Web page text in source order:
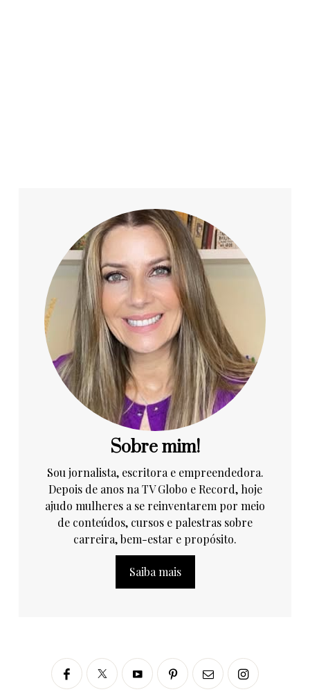
Sobre mim!
Sou jornalista, escritora e empreendedora.
Depois de anos na TV Globo e Record, hoje
ajudo mulheres a se reinventarem por meio
de conteúdos, cursos e palestras sobre
carreira, bem-estar e propósito.
Saiba mais